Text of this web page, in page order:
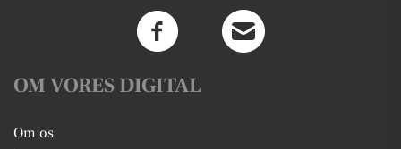
OM VORES DIGITAL
Om os